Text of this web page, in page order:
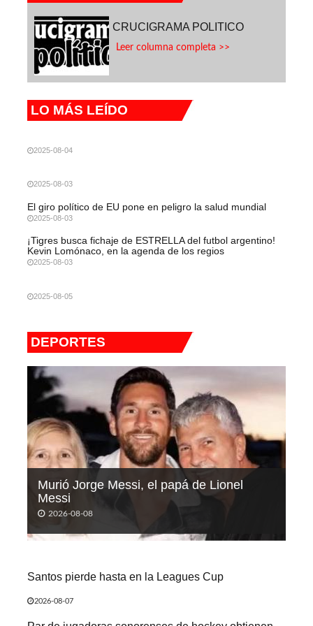
CRUCIGRAMA POLITICO
Leer columna completa >>
LO MÁS LEÍDO
2025-08-04
2025-08-03
El giro político de EU pone en peligro la salud mundial
2025-08-03
¡Tigres busca fichaje de ESTRELLA del futbol argentino!
Kevin Lomónaco, en la agenda de los regios
2025-08-03
2025-08-05
DEPORTES
Murió Jorge Messi, el papá de Lionel
Messi
2026-08-08
Santos pierde hasta en la Leagues Cup
2026-08-07